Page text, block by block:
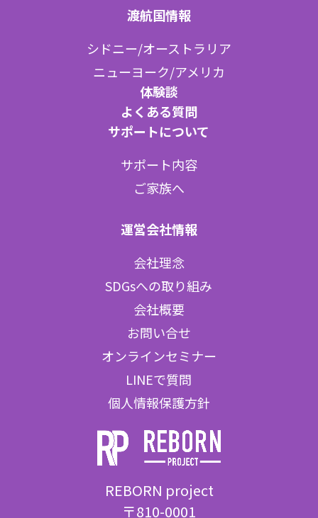
渡航国情報
シドニー/オーストラリア
ニューヨーク/アメリカ
体験談
よくある質問
サポートについて
サポート内容
ご家族へ
運営会社情報
会社理念
SDGsへの取り組み
会社概要
お問い合せ
オンラインセミナー
LINEで質問
個人情報保護方針
REBORN project
〒810-0001